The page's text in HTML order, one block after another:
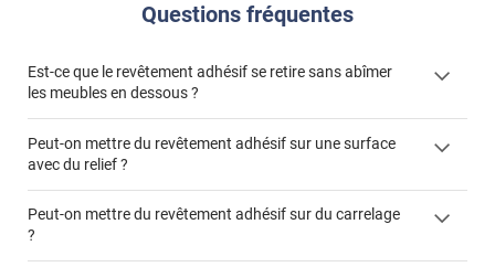
Questions fréquentes
Est-ce que le revêtement adhésif se retire sans abîmer
les meubles en dessous ?
Peut-on mettre du revêtement adhésif sur une surface
avec du relief ?
Peut-on mettre du revêtement adhésif sur du carrelage
?